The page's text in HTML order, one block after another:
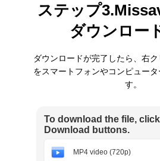
ステップ
ダウンロー
ダウンロードが完了したら、右
をスマートフォンやコンピュー
す。